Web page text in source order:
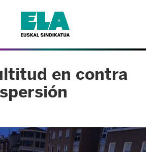
en contra